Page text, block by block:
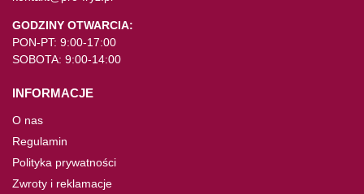
GODZINY OTWARCIA:
PON-PT: 9:00-17:00
SOBOTA: 9:00-14:00
INFORMACJE
O nas
Regulamin
Polityka prywatności
Zwroty i reklamacje